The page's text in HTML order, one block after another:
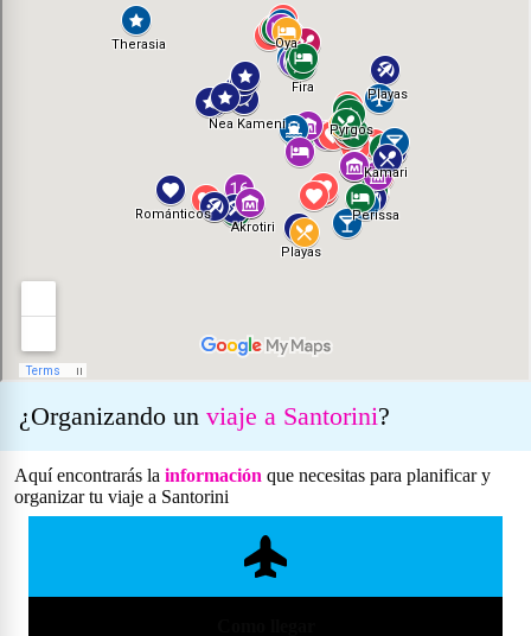
¿Organizando un viaje a Santorini?
Aquí encontrarás la información que necesitas para planificar y
organizar tu viaje a Santorini